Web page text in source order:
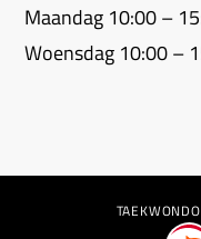
Maandag 10:00 –
Woensdag 10:00 –